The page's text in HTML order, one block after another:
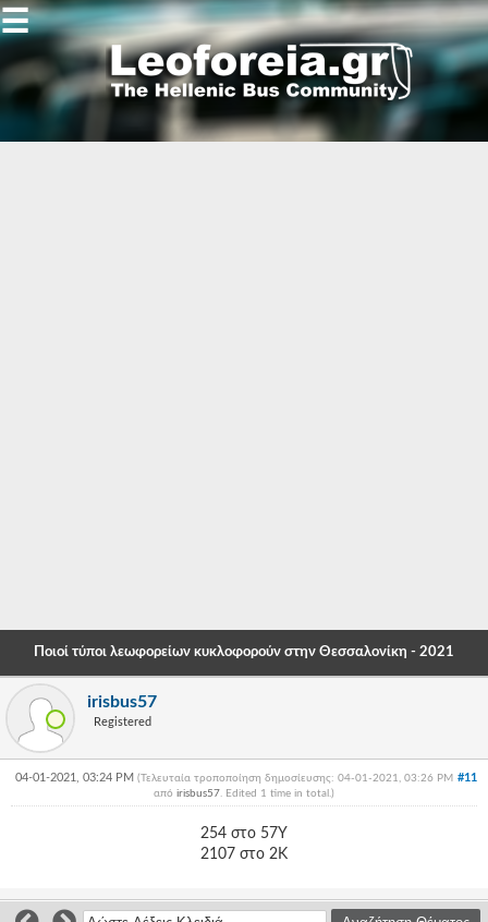
Gallery
-
-
-
-
☰
Ποιοί τύποι λεωφορείων κυκλοφορούν στην Θεσσαλονίκη - 2021
irisbus57
Registered
#11
04-01-2021, 03:24 PM (Τελευταία τροποποίηση δημοσίευσης: 04-01-2021, 03:26 PM
από irisbus57. Edited 1 time in total.)
254 στο 57Υ
2107 στο 2Κ